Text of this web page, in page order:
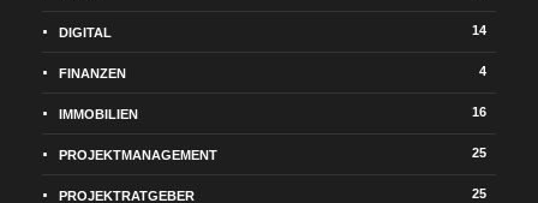
DIGITAL 14
FINANZEN 4
IMMOBILIEN 16
PROJEKTMANAGEMENT 25
PROJEKTRATGEBER 25